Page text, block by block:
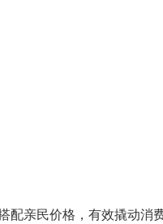
民价格，有效撬动消